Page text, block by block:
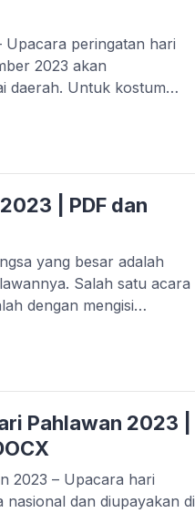
Upacara peringatan hari
2023 akan
daerah. Untuk kostum
daerah. Sebelumnya
HGN 2023. Anda dapat
dengan klik di sini.
dan […]
| PDF dan
yang besar adalah
Salah satu acara
dengan mengisi
hanya pembangunan
bidang spiritual. Kita
di masa kemerdekaan.
oleh […]
Pahlawan 2023 |
2023 – Upacara hari
dan diupayakan di